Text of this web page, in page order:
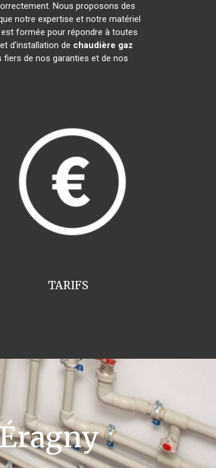
Nous proposons des
notre expertise et notre matériel
formée pour répondre à toutes
d'installation de chaudière gaz
de nos garanties et de nos
TARIFS